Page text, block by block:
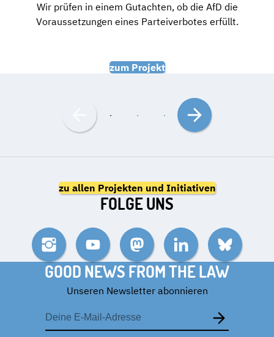
Wir prüfen in einem Gutachten, ob die AfD die
Voraussetzungen eines Parteiverbotes erfüllt.
zum Projekt
Nach
links
Nach
rechts
zu allen Projekten und Initiativen
FOLGE UNS
InstagramYouTube MastodonLinkedIn Bluesky
GOOD NEWS FROM THE LAW
Unseren Newsletter abonnieren
E-
Mail-
Adresse